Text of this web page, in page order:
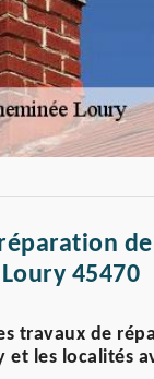
Loury 45470
travaux de
et les localités